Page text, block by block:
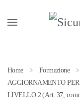
Passa al
Home Formazione
AGGIORNAMENTO
LIVELLO 2 (Art. 37,